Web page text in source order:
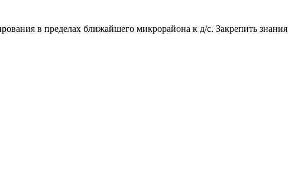
в пределах ближайшего микрорайона к д/с. Закрепить знания